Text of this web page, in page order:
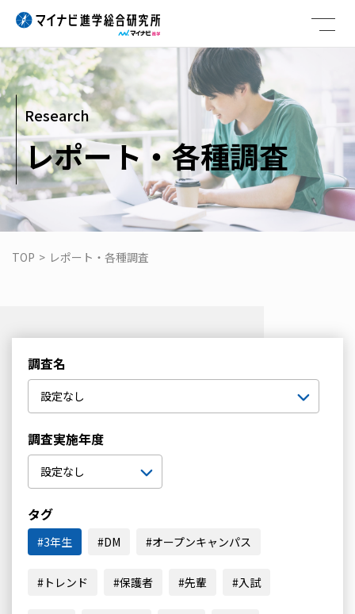
Research
レポート・各種調査
TOP > レポート・各種調査
調査名
調査実施年度
タグ
3年生 DM オープンキャンパス
トレンド 保護者 先輩 入試